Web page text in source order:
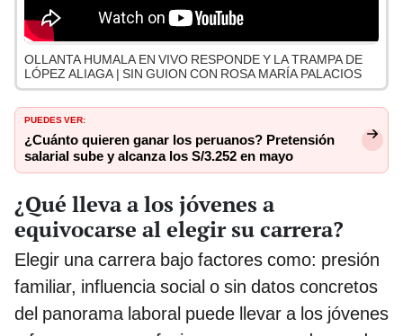
OLLANTA HUMALA EN VIVO RESPONDE Y LA TRAMPA DE
LÓPEZ ALIAGA | SIN GUION CON ROSA MARÍA PALACIOS
PUEDES VER:
¿Cuánto quieren ganar los peruanos? Pretensión
salarial sube y alcanza los S/3.252 en mayo
¿Qué lleva a los jóvenes a
equivocarse al elegir su carrera?
Elegir una carrera bajo factores como: presión
familiar, influencia social o sin datos concretos
del panorama laboral puede llevar a los jóvenes